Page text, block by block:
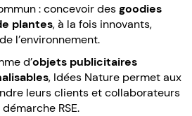
: concevoir desgoodies
plantes, à la fois innovants,
l’environnement.
d’objets publicitaires
, Idées Nature permet aux
leurs clients et collaborateurs
RSE.